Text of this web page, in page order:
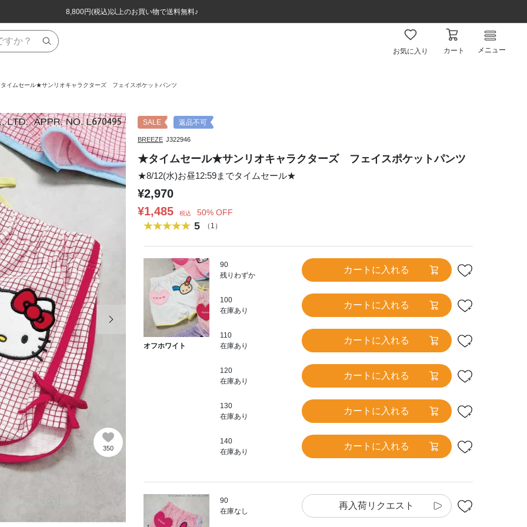
8,800円(税込)以上のお買い物で送料無料♪
ほぼ全品半額！！8/12(水)お昼12:59まで！！
8,800円(税込)以上のお買い物で送料無料♪
ほぼ全品半額！！8/12(水)お昼12:59まで！！
お気に入り カート メニュー
イムセール★サンリオキャラクターズ フェイスポケットパンツ
350
SALE 返品不可
BREEZE J322946
★タイムセール★サンリオキャラクターズ フェイスポケットパンツ
★8/12(水)お昼12:59までタイムセール★
¥2,970
¥1,485
税込 50% OFF
5 （1）
オフホワイト
90
残りわずか
カートに入れる
100
在庫あり
カートに入れる
110
在庫あり
カートに入れる
120
在庫あり
カートに入れる
130
在庫あり
カートに入れる
140
在庫あり
カートに入れる
90
在庫なし
再入荷リクエスト